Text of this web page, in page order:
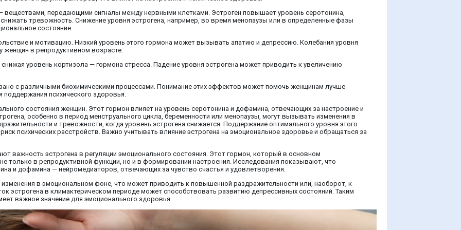
веществами, передающими сигналы между нервными клетками. Эстроген повышает уровень серотонина,
тревожность. Снижение уровня эстрогена, например, во время менопаузы или в определенные фазы
состояние.
и мотивацию. Низкий уровень этого гормона может вызывать апатию и депрессию. Колебания уровня
женщин в репродуктивном возрасте.
уровень кортизола — гормона стресса. Падение уровня эстрогена может приводить к увеличению
с различными биохимическими процессами. Понимание этих эффектов может помочь женщинам лучше
психического здоровья.
состояния женщин. Этот гормон влияет на уровень серотонина и дофамина, отвечающих за настроение и
особенно в период менструального цикла, беременности или менопаузы, могут вызывать изменения в
и тревожности, когда уровень эстрогена снижается. Поддержание оптимального уровня этого
психических расстройств. Важно учитывать влияние эстрогена на эмоциональное здоровье и обращаться за
важность эстрогена в регуляции эмоционального состояния. Этот гормон, который в основном
только в репродуктивной функции, но и в формировании настроения. Исследования показывают, что
и дофамина — нейромедиаторов, отвечающих за чувство счастья и удовлетворения.
в эмоциональном фоне, что может приводить к повышенной раздражительности или, наоборот, к
эстрогена в климактерическом периоде может способствовать развитию депрессивных состояний. Таким
важное значение для эмоционального здоровья.